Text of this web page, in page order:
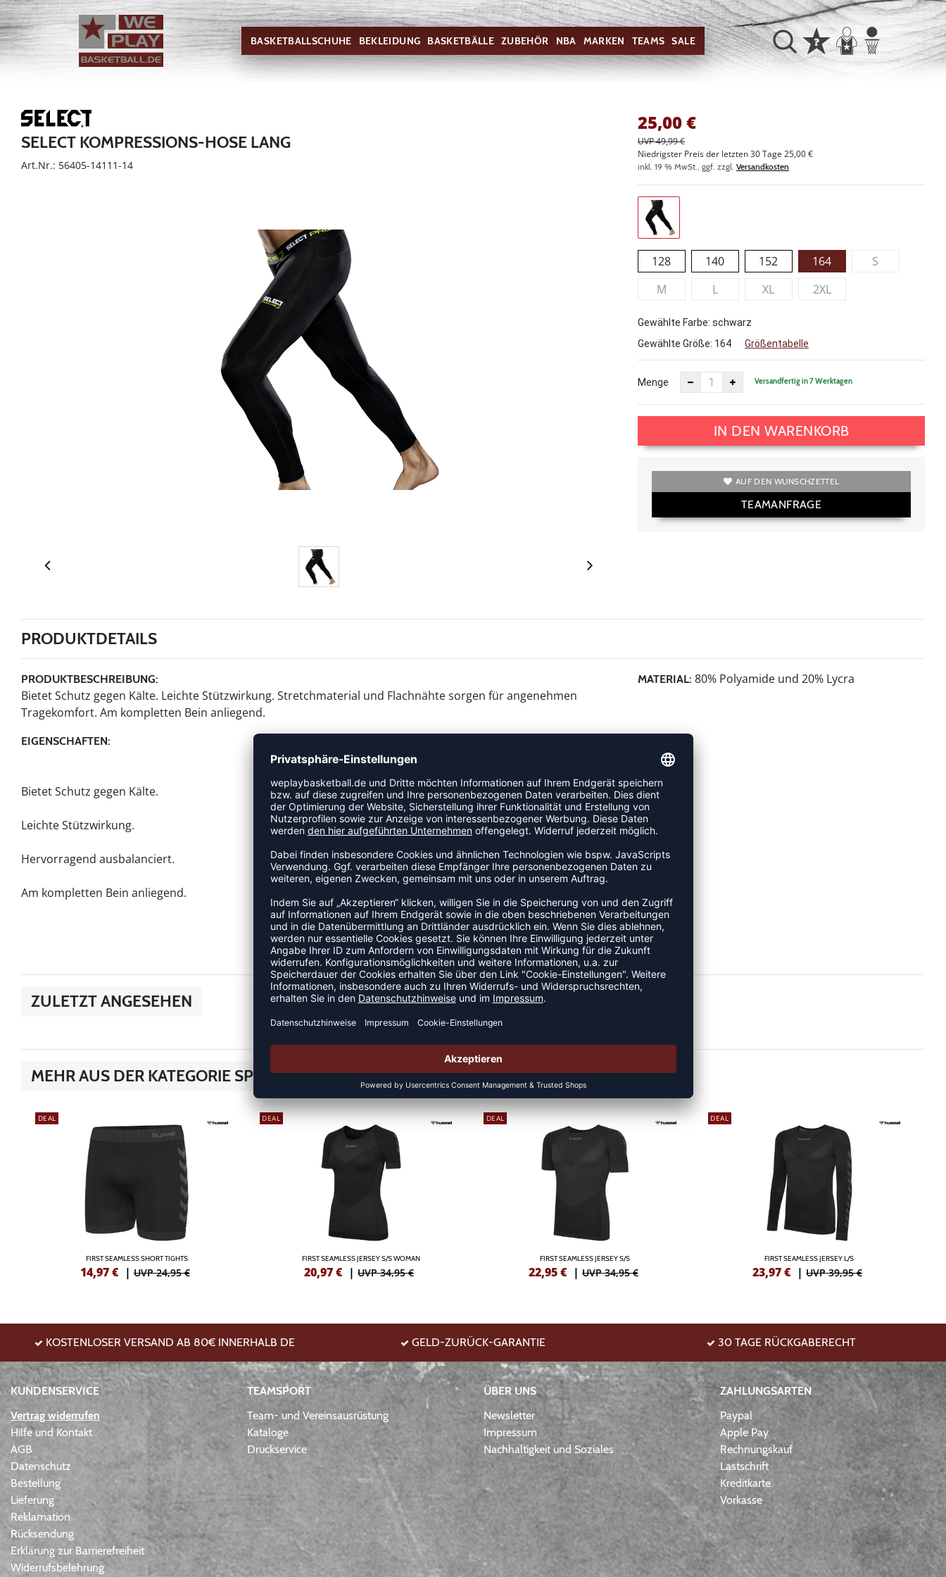
BASKETBALLSCHUHE BEKLEIDUNG BASKETBÄLLE ZUBEHÖR NBA MARKEN TEAMS SALE
SELECT KOMPRESSIONS-HOSE LANG
Art.Nr.: 56405-14111-14
25,00€
UVP 49,99 €
Niedrigster Preis der letzten 30 Tage 25,00 €
inkl. 19 % MwSt., ggf. zzgl. Versandkosten
128 140 152 164
S
M
L XL 2XL
Gewählte Farbe: schwarz
Gewählte Größe: 164 Größentabelle
Menge Versandfertig in 7 Werktagen
IN DEN WARENKORB
AUF DEN WUNSCHZETTEL
TEAMANFRAGE
PRODUKTDETAILS
PRODUKTBESCHREIBUNG:
Bietet Schutz gegen Kälte. Leichte Stützwirkung. Stretchmaterial und Flachnähte sorgen für angenehmen
Tragekomfort. Am kompletten Bein anliegend.
EIGENSCHAFTEN:
Bietet Schutz gegen Kälte.
Leichte Stützwirkung.
Hervorragend ausbalanciert.
Am kompletten Bein anliegend.
MATERIAL: 80% Polyamide und 20% Lycra
ZULETZT ANGESEHEN
MEHR AUS DER KATEGORIE SPORTUNTERWÄSCHE
DEAL
FIRST SEAMLESS SHORT TIGHTS
14,97€ |UVP 24,95 €
DEAL
FIRST SEAMLESS JERSEY S/S WOMAN
20,97€ |UVP 34,95 €
DEAL
FIRST SEAMLESS JERSEY S/S
22,95€ |UVP 34,95 €
DEAL
FIRST SEAMLESS JERSEY L/S
23,97€ |UVP 39,95 €
KOSTENLOSER VERSAND AB 80€ INNERHALB DE GELD-ZURÜCK-GARANTIE 30 TAGE RÜCKGABERECHT
KUNDENSERVICE
Vertrag widerrufen
Hilfe und Kontakt
AGB
Datenschutz
Bestellung
Lieferung
Reklamation
Rücksendung
Erklärung zur Barrierefreiheit
Widerrufsbelehrung
TEAMSPORT
Team- und Vereinsausrüstung
Kataloge
Druckservice
ÜBER UNS
Newsletter
Impressum
Nachhaltigkeit und Soziales
ZAHLUNGSARTEN
Paypal
Apple Pay
Rechnungskauf
Lastschrift
Kreditkarte
Vorkasse